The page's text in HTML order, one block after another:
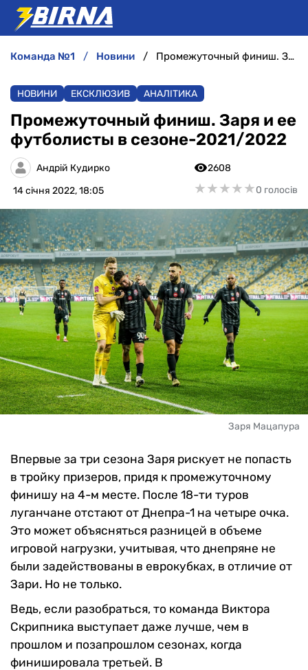
АНАЛІТИКА
ІНТЕРВ'Ю
РІЗНЕ
БУКМЕКЕРИ
команда №1 новини Промежуточный финиш. Заря и ее футболисты в сезоне-2021/2022
НОВИНИ ЕКСКЛЮЗИВ АНАЛІТИКА
Промежуточный финиш. Заря и ее
футболисты в сезоне-2021/2022
Андрій Кудирко
14 січня 2022, 18:05
2608
★★★★★
★★★★★0 голосів
Заря Мацапура
Впервые за три сезона Заря рискует не попасть
в тройку призеров, придя к промежуточному
финишу на 4-м месте. После 18-ти туров
луганчане отстают от Днепра-1 на четыре очка.
Это может объясняться разницей в объеме
игровой нагрузки, учитывая, что днепряне не
были задействованы в еврокубках, в отличие от
Зари. Но не только.
Ведь, если разобраться, то команда Виктора
Скрипника выступает даже лучше, чем в
прошлом и позапрошлом сезонах, когда
финишировала третьей. В